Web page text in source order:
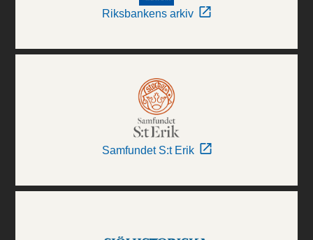
Riksbankens arkiv
Samfundet S:t Erik